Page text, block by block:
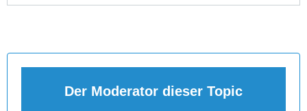
Der Moderator dieser Topic